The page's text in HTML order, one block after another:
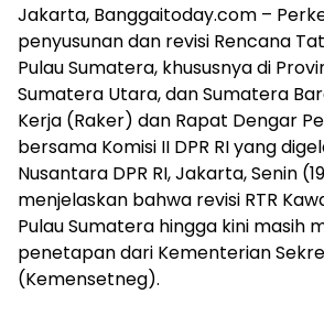
Jakarta, Banggaitoday.com –
penyusunan dan revisi Rencana
Pulau Sumatera, khususnya di
Sumatera Utara, dan Sumatera
Kerja (Raker) dan Rapat Dengar
bersama Komisi II DPR RI yang
Nusantara DPR RI, Jakarta, Senin
menjelaskan bahwa revisi RTR
Pulau Sumatera hingga kini masih
penetapan dari Kementerian
(Kemensetneg).